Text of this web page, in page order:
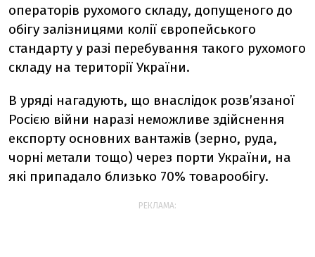
операторів рухомого складу, допущеного до
обігу залізницями колії європейського
стандарту у разі перебування такого рухомого
складу на території України.
В уряді нагадують, що внаслідок розв’язаної
Росією війни наразі неможливе здійснення
експорту основних вантажів (зерно, руда,
чорні метали тощо) через порти України, на
які припадало близько 70% товарообігу.
РЕКЛАМА: